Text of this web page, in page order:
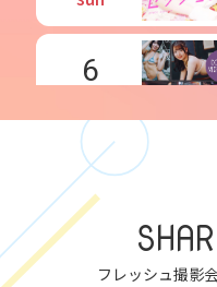
6
7
tue
フレッシュ撮影